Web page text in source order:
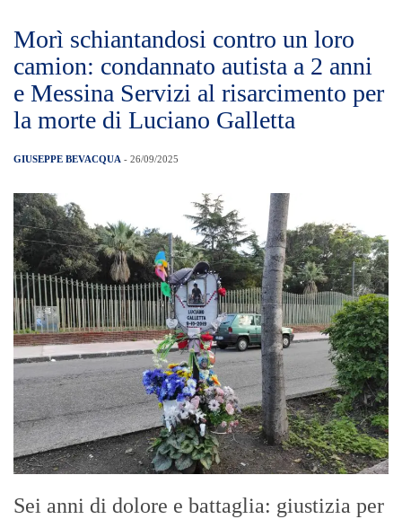
Morì schiantandosi contro un loro
camion: condannato autista a 2 anni
e Messina Servizi al risarcimento per
la morte di Luciano Galletta
GIUSEPPE BEVACQUA - 26/09/2025
Sei anni di dolore e battaglia: giustizia per